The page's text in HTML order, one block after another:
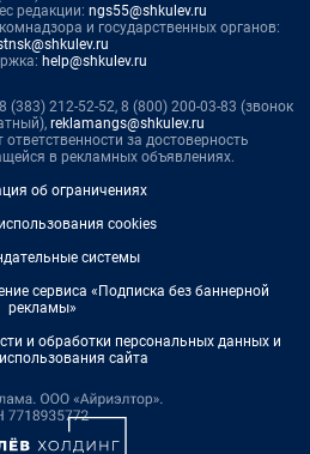
редакции: ngs55@shkulev.ru
и государственных органов:
help@shkulev.ru
(383) 212-52-52, 8 (800) 200-03-83 (звонок
reklamangs@shkulev.ru
ответственности за достоверность
в рекламных объявлениях.
об ограничениях
cookies
системы
сервиса «Подписка без баннерной
рекламы»
и обработки персональных данных и
сайта